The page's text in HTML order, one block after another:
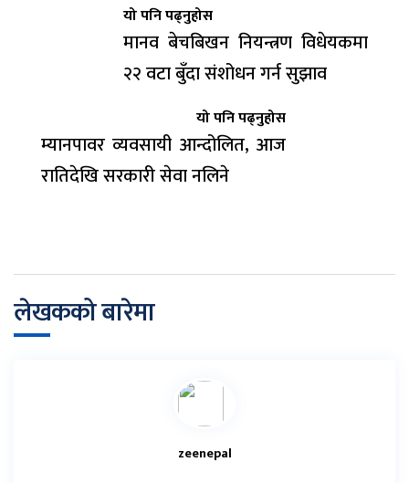
यो पनि पढ्नुहोस
मानव बेचबिखन नियन्त्रण विधेयकमा
२२ वटा बुँदा संशोधन गर्न सुझाव
यो पनि पढ्नुहोस
म्यानपावर व्यवसायी आन्दोलित, आज
रातिदेखि सरकारी सेवा नलिने
लेखकको बारेमा
zeenepal